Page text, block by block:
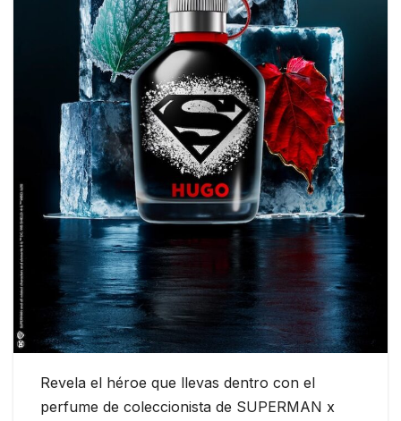
Revela el héroe que llevas dentro con el
perfume de coleccionista de SUPERMAN x